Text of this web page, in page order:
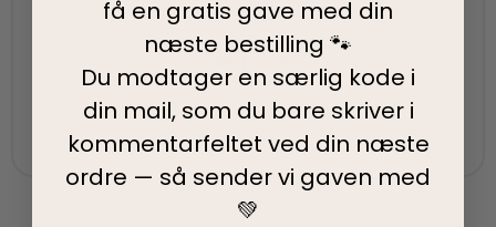
Fair priser
Vi tilbyder fair priser, så I kan nyde vores
kvalitetsprodukter uden at springe budgettet.
få en gratis gave med din
næste bestilling 🐾
Du modtager en særlig kode i
din mail, som du bare skriver i
kommentarfeltet ved din næste
ordre — så sender vi gaven med
💚